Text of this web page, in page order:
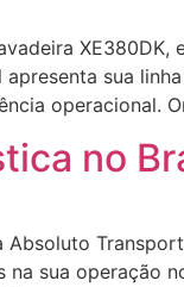
XE380DK,
sua
operacional.
no
sua operação